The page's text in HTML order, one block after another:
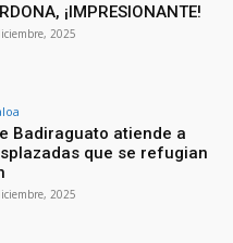
¡IMPRESIONANTE!
2025
Badiraguato atiende a
que se refugian
2025